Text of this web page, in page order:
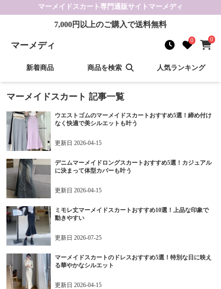
マーメイドスカート 専門通販サイト マーメディ
7,000円以上のご購入で送料無料
マーメディ 0 0
新着商品 商品を検索 人気ランキング
マーメイドスカート 記事一覧
ウエストゴムのマーメイドスカートおすすめ5選！締め付け
なく快適で美シルエットも叶う
更新日2026-04-15
デニムマーメイドロングスカートおすすめ5選！カジュアル
に決まって体型カバーも叶う
更新日2026-04-15
ミモレ丈マーメイドスカートおすすめ10選！上品な印象で
動きやすい
更新日2026-07-25
マーメイドスカートのドレスおすすめ5選！特別な日に映え
る華やかなシルエット
更新日2026-04-15